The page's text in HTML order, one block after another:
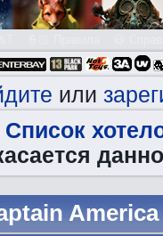
или
Список